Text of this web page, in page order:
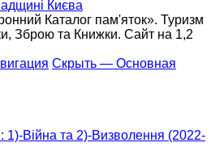
Києва
Каталог пам'яток». Туризм
Зброю та Книжки. Сайт на 1,2
Скрыть — Основная
Війна та 2)-Визволення (2022-